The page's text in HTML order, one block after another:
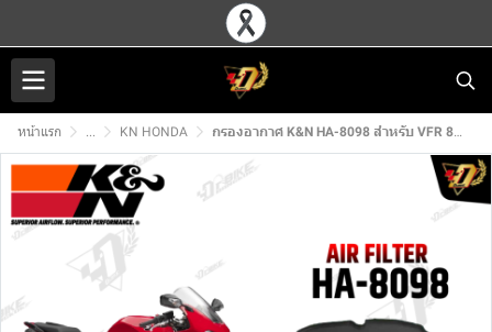
หน้าแรก ... KN HONDA กรองอากาศ K&N HA-8098 สำหรับ VFR 800 VTEC